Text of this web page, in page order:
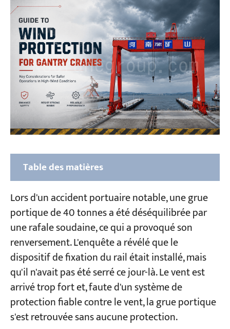
Projets
Blogs
Nouvelles
Demandes
À propos de nous
Contactez-nous
Table des matières
la protection contre le vent ne se limite pas à
une simple pince de rail.
Comment choisir un serre-rail ? — Manuel,
électrique, électro-hydraulique à ressort :
différences importantes en termes de coût
et d’application
Pince de rail manuelle : bon marché, mais
pari risqué sur le fait que « les gens
Lors d'un accident portuaire notable, une grue
portique de 40 tonnes a été déséquilibrée par
une rafale soudaine, ce qui a provoqué son
renversement. L'enquête a révélé que le
dispositif de fixation du rail était installé, mais
qu'il n'avait pas été serré ce jour-là. Le vent est
arrivé trop fort et, faute d'un système de
protection fiable contre le vent, la grue portique
s'est retrouvée sans aucune protection.